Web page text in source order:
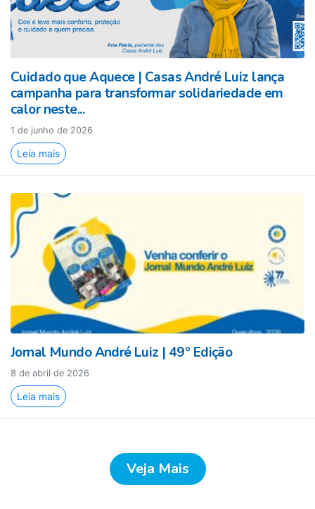
Cuidado que Aquece | Casas André Luiz lança
campanha para transformar solidariedade em
calor neste...
1 de junho de 2026
Leia mais
Jornal Mundo André Luiz | 49º Edição
8 de abril de 2026
Leia mais
Veja Mais